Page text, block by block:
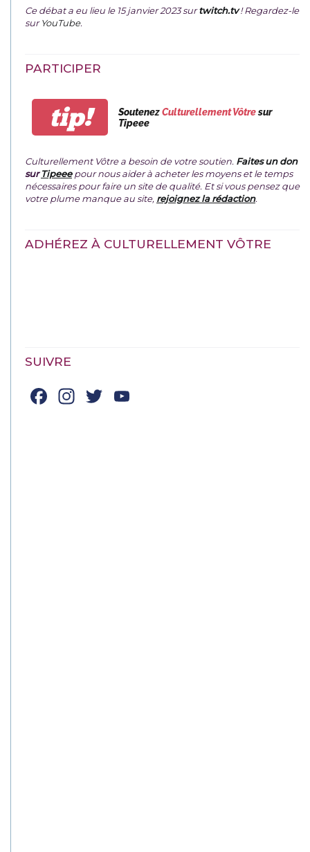
Ce débat a eu lieu le 15 janvier 2023 surtwitch.tv ! Regardez-le
surYouTube.
PARTICIPER
tip! SoutenezCulturellement Vôtresur
Tipeee
Culturellement Vôtre a besoin de votre soutien. Faites un don
surTipeeepour nous aider à acheter les moyens et le temps
nécessaires pour faire un site de qualité. Et si vous pensez que
votre plume manque au site, rejoignez la rédaction.
ADHÉREZ À CULTURELLEMENT VÔTRE
SUIVRE
Facebook
Instagram
Twitter